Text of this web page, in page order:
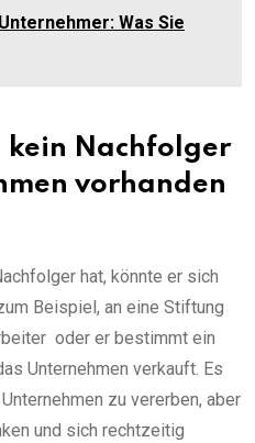
Was Sie
kein Nachfolger
vorhanden
hat, könnte er sich
Beispiel, an eine Stiftung
oder er bestimmt ein
Unternehmen verkauft. Es
zu vererben, aber
und sich rechtzeitig